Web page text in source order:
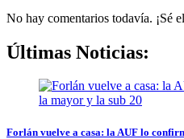
No hay comentarios todavía. ¡Sé
Últimas Noticias:
Forlán vuelve a casa: la AUF lo